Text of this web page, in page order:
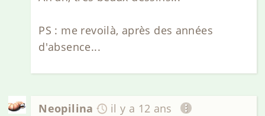
PS : me revoilà, après des années
d'absence...
Neopilina il y a 12 ans